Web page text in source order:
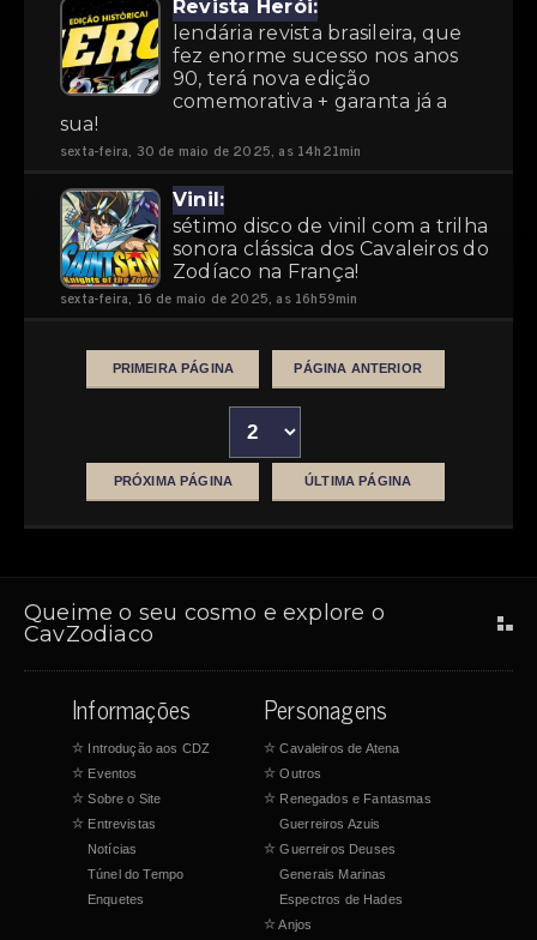
Revista Herói:
lendária revista brasileira, que
fez enorme sucesso nos anos
90, terá nova edição
comemorativa + garanta já a
sua!
sexta-feira, 30 de maio de 2025, as 14h21min
Vinil:
sétimo disco de vinil com a trilha
sonora clássica dos Cavaleiros do
Zodíaco na França!
sexta-feira, 16 de maio de 2025, as 16h59min
PRIMEIRA PÁGINA PÁGINA ANTERIOR
PRÓXIMA PÁGINA ÚLTIMA PÁGINA
Queime o seu cosmo e explore o
CavZodiaco
Informações
☆ Introdução aos CDZ
☆ Eventos
☆ Sobre o Site
☆ Entrevistas
Notícias
Túnel do Tempo
Enquetes
Personagens
☆ Cavaleiros de Atena
☆ Outros
☆ Renegados e Fantasmas
Guerreiros Azuis
☆ Guerreiros Deuses
Generais Marinas
Espectros de Hades
☆Anjos